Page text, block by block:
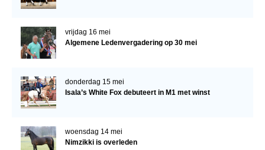
vrijdag 16 mei
Algemene Ledenvergadering op 30 mei
donderdag 15 mei
Isala’s White Fox debuteert in M1 met winst
woensdag 14 mei
Nimzikki is overleden